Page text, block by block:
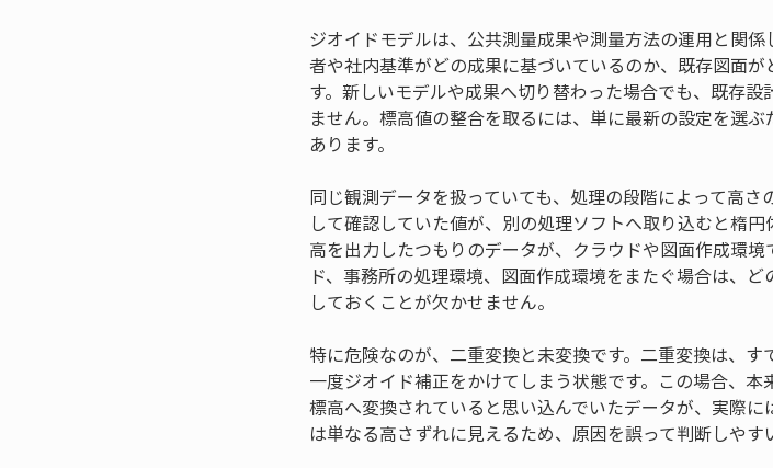
ジオイドモデルは、公共測量成果や測量方法の運用と関
者や社内基準がどの成果に基づいているのか、既存図面
す。新しいモデルや成果へ切り替わった場合でも、既存
ません。標高値の整合を取るには、単に最新の設定を選
あります。
同じ観測データを扱っていても、処理の段階によって高
して確認していた値が、別の処理ソフトへ取り込むと楕
高を出力したつもりのデータが、クラウドや図面作成環
ド、事務所の処理環境、図面作成環境をまたぐ場合は、
しておくことが欠かせません。
特に危険なのが、二重変換と未変換です。二重変換は、
一度ジオイド補正をかけてしまう状態です。この場合、本
標高へ変換されていると思い込んでいたデータが、実際
は単なる高さずれに見えるため、原因を誤って判断しやす